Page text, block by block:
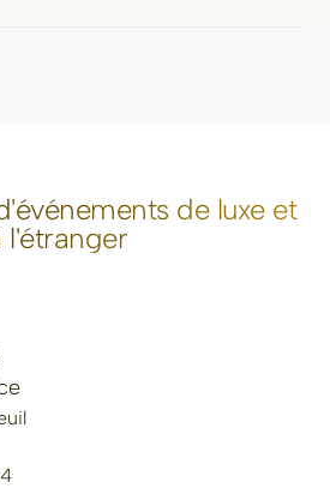
de luxe et
l'étranger